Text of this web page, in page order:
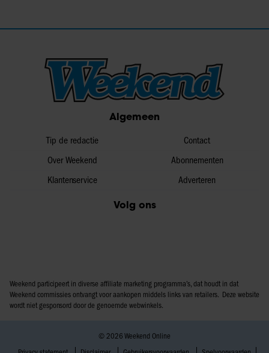
Algemeen
Tip de redactie
Over Weekend
Klantenservice
Contact
Abonnementen
Adverteren
Volg ons
Weekend participeert in diverse affiliate marketing programma’s, dat houdt in dat
Weekend commissies ontvangt voor aankopen middels links van retailers. Deze website
wordt niet gesponsord door de genoemde webwinkels.
© 2026 Weekend Online